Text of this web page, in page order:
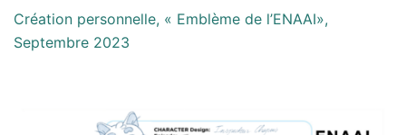
Création personnelle, « Emblème de l’ENAAI»,
Septembre 2023